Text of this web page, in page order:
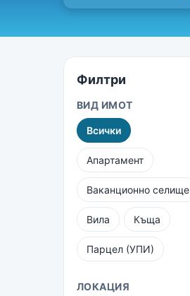
Филтри
ВИД ИМОТ
Всички
Апартамент
Ваканционно селище
Вила Къща
Парцел (УПИ)
ЛОКАЦИЯ